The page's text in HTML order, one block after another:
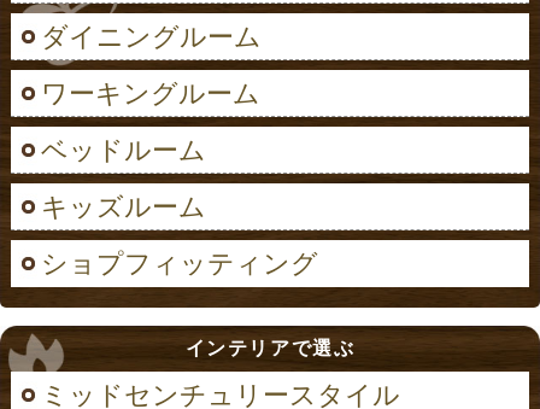
ダイニングルーム
ワーキングルーム
ベッドルーム
キッズルーム
ショプフィッティング
インテリアで選ぶ
ミッドセンチュリースタイル